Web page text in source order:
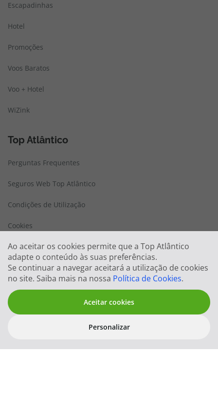
Abrir
filtros
Ao aceitar os cookies permite que a Top Atlântico
adapte o conteúdo às suas preferências.
Se continuar a navegar aceitará a utilização de cookies
no site. Saiba mais na nossa Política de Cookies.
Aceitar cookies
Personalizar
Escapadinhas
Hotel
Promoções
Voos Baratos
Voo + Hotel
WiZink
Top Atlântico
Perguntas Frequentes
Seguros Web Top Atlântico
Condições de Utilização
Cookies
FIN e Condições Gerais
Politica Sistema de Gestão Integrado
Privacidade
Quem somos
Blog TopViagens